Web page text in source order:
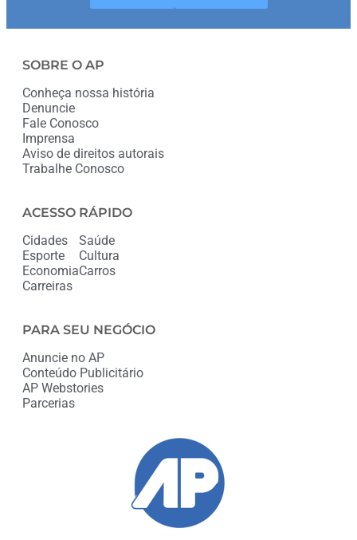
SOBRE O AP
Conheça nossa história
Denuncie
Fale Conosco
Imprensa
Aviso de direitos autorais
Trabalhe Conosco
ACESSO RÁPIDO
Cidades
Esporte
Economia
Carreiras
Saúde
Cultura
Carros
PARA SEU NEGÓCIO
Anuncie no AP
Conteúdo Publicitário
AP Webstories
Parcerias